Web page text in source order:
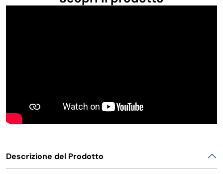
Descrizione del Prodotto